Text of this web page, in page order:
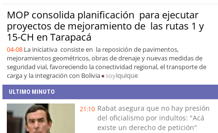
MOP consolida planificación para ejecutar
proyectos de mejoramiento de las rutas 1 y
15-CH en Tarapacá
04-08 La iniciativa consiste en la reposición de pavimentos,
mejoramientos geométricos, obras de drenaje y nuevas medidas de
seguridad vial, favoreciendo la conectividad regional, el transporte de
carga y la integración con Bolivia
soyiquique
ULTIMO MINUTO
21:10 Rabat asegura que no hay presión
del oficialismo por indultos: "Acá
existe un derecho de petición"